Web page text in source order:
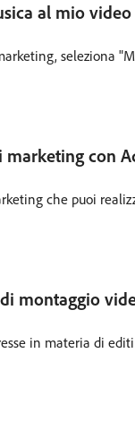
al mio
seleziona
con
che puoi
montaggio
in materia di